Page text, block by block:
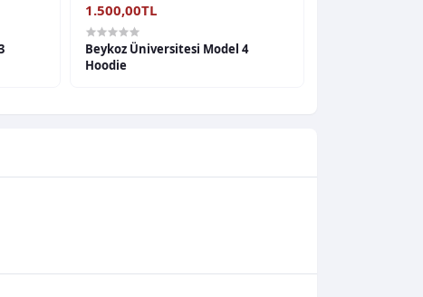
1.500,00TL
Beykoz Üniversitesi Model 4
Hoodie